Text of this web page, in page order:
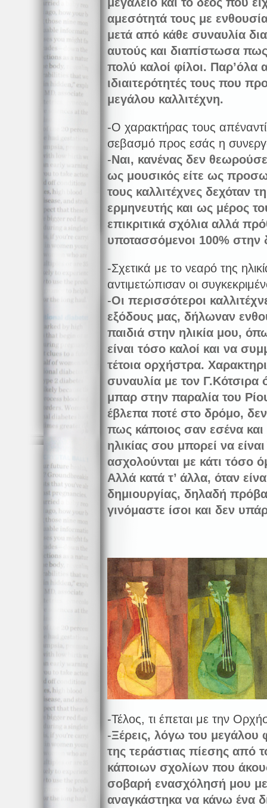
αμεσότητά τους με
μετά από κάθε συναυλία
αυτούς και διαπίστωσα
πολύ καλοί φίλοι. Παρ’όλα
ιδιαιτερότητές τους που
μεγάλου καλλιτέχνη.
-Ο χαρακτήρας τους
σεβασμό προς εσάς η
-Ναι, κανένας δεν θεωρούσε
ως μουσικός είτε ως
τους καλλιτέχνες δεχόταν
ερμηνευτής και ως μέρος
επικριτικά σχόλια αλλά
υποτασσόμενοι 100% στην
-Σχετικά με το νεαρό της
αντιμετώπισαν οι
-Οι περισσότεροι
εξόδους μας, δήλωναν
παιδιά στην ηλικία μου,
είναι τόσο καλοί και να
τέτοια ορχήστρα.
συναυλία με τον
μπαρ στην παραλία του
έβλεπα ποτέ στο δρόμο,
πως κάποιος σαν εσένα και
ηλικίας σου μπορεί να
ασχολούνται με κάτι τόσο
Αλλά κατά τ’ άλλα, όταν
δημιουργίας, δηλαδή
γινόμαστε ίσοι και δεν
-Τέλος, τι έπεται με την
-Ξέρεις, λόγω του μεγάλου
της τεράστιας πίεσης από
κάποιων σχολίων που
σοβαρή ενασχόλησή μου με
αναγκάστηκα να κάνω ένα